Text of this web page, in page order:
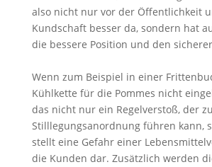
also nicht nur vor der Öffentlichkeit
Kundschaft besser da, sondern hat
die bessere Position und den
Wenn zum Beispiel in einer
Kühlkette für die Pommes nicht
das nicht nur ein Regelverstoß, der
Stilllegungsanordnung führen kann,
stellt eine Gefahr einer
die Kunden dar. Zusätzlich werden